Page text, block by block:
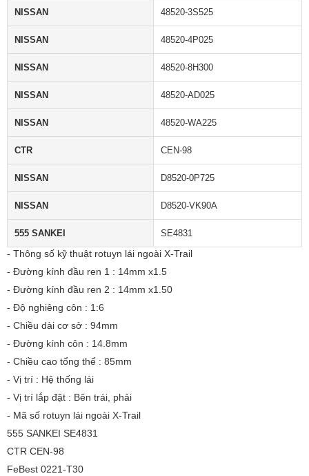
NISSAN 48520-3S525
NISSAN 48520-4P025
NISSAN 48520-8H300
NISSAN 48520-AD025
NISSAN 48520-WA225
CTR CEN-98
NISSAN D8520-0P725
NISSAN D8520-VK90A
555 SANKEI SE4831
- Thông số kỹ thuật rotuyn lái ngoài X-Trail
- Đường kính đầu ren 1 : 14mm x1.5
- Đường kính đầu ren 2 : 14mm x1.50
- Độ nghiêng côn : 1:6
- Chiều dài cơ sở : 94mm
- Đường kính côn : 14.8mm
- Chiều cao tổng thể : 85mm
- Vị trí : Hệ thống lái
- Vị trí lắp đặt : Bên trái, phải
- Mã số rotuyn lái ngoài X-Trail
555 SANKEI SE4831
CTR CEN-98
FeBest 0221-T30